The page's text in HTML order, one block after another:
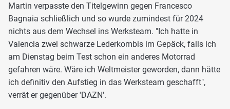
Martin verpasste den Titelgewinn gegen Francesco
Bagnaia schließlich und so wurde zumindest für 2024
nichts aus dem Wechsel ins Werksteam. "Ich hatte in
Valencia zwei schwarze Lederkombis im Gepäck, falls ich
am Dienstag beim Test schon ein anderes Motorrad
gefahren wäre. Wäre ich Weltmeister geworden, dann hätte
ich definitiv den Aufstieg in das Werksteam geschafft",
verrät er gegenüber 'DAZN'.